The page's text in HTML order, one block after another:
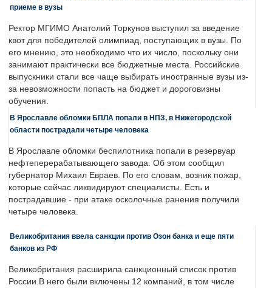
приеме в вузы
Ректор МГИМО Анатолий Торкунов выступил за введение
квот для победителей олимпиад, поступающих в вузы. По
его мнению, это необходимо что их число, поскольку они
занимают практически все бюджетные места. Российские
выпускники стали все чаще выбирать иностранные вузы из-
за невозможности попасть на бюджет и дороговизны
обучения.
В Ярославле обломки БПЛА попали в НПЗ, в Нижегородской
области пострадали четыре человека
В Ярославле обломки беспилотника попали в резервуар
нефтеперерабатывающего завода. Об этом сообщил
губернатор Михаил Евраев. По его словам, возник пожар,
которые сейчас ликвидируют специалисты. Есть и
пострадавшие - при атаке осколочные ранения получили
четыре человека.
Великобритания ввела санкции против Озон банка и еще пяти
банков из РФ
Великобритания расширила санкционный список против
России.В него были включены 12 компаний, в том числе